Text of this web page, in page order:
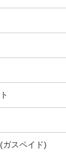
ガスペイド)